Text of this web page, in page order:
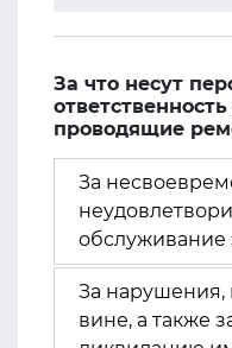
За что несут
проводящие
За
обслуживание
За
вине, а также